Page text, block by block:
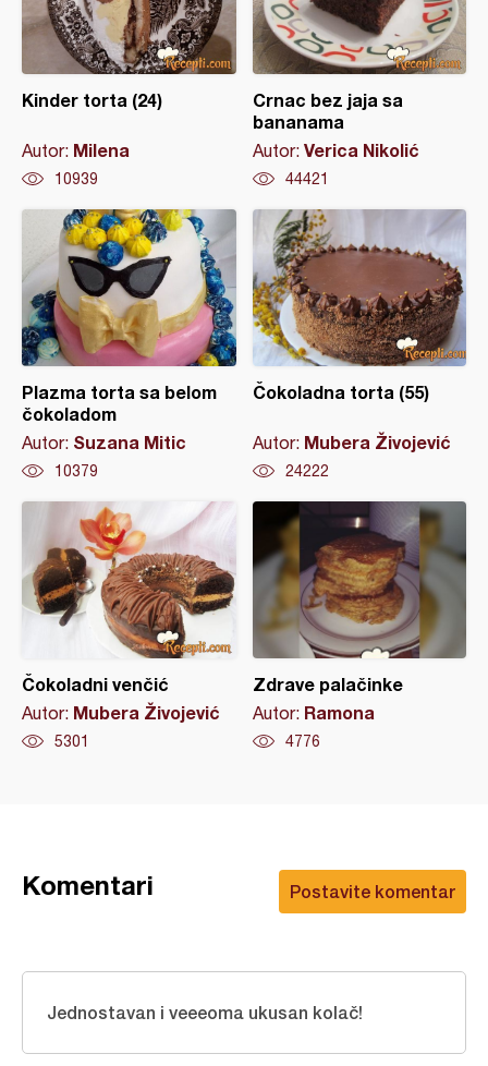
Kinder torta (24)
Autor: Milena
10939
Crnac bez jaja sa
bananama
Autor: Verica Nikolić
44421
Plazma torta sa belom
čokoladom
Autor: Suzana Mitic
10379
Čokoladna torta (55)
Autor: Mubera Živojević
24222
Čokoladni venčić
Autor: Mubera Živojević
5301
Zdrave palačinke
Autor: Ramona
4776
Postavite komentar
Komentari
Jednostavan i veeeoma ukusan kolač!